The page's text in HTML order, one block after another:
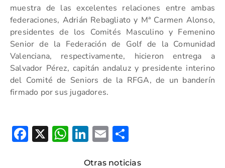
muestra de las excelentes relaciones entre ambas
federaciones, Adrián Rebagliato y Mª Carmen Alonso,
presidentes de los Comités Masculino y Femenino
Senior de la Federación de Golf de la Comunidad
Valenciana, respectivamente, hicieron entrega a
Salvador Pérez, capitán andaluz y presidente interino
del Comité de Seniors de la RFGA, de un banderín
firmado por sus jugadores.
Facebook
X WhatsApp
LinkedIn
Email
Otras noticias